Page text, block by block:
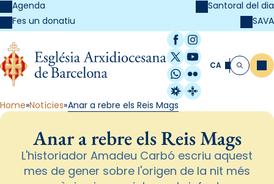
Agenda
Fes un donatiu
Santoral del dia
SAVA
Facebook
Instagram
X / Twitter
YouTube
WhatsApp
Flickr
Radio Estel
Catalunya
CA Cerca
Home Notícies Anar a rebre els Reis Mags
Anar a rebre els Reis Mags
L'historiador Amadeu Carbó escriu aquest
mes de gener sobre l'origen de la nit més